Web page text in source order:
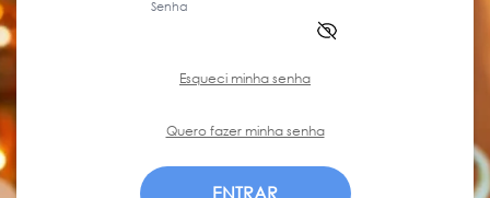
Senha
Esqueci minha senha
Quero fazer minha senha